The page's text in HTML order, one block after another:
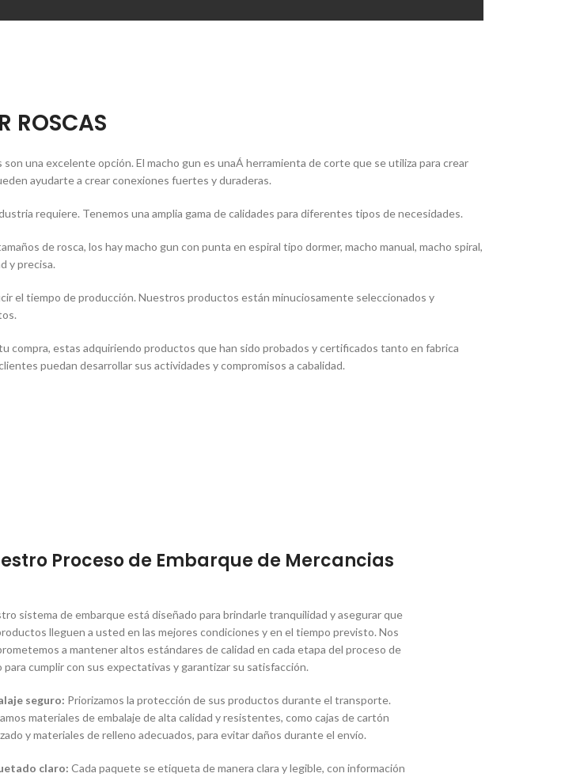
ROSCAS
una excelente opción. El macho gun es unaÁ herramienta de corte que se utiliza para crear
ayudarte a crear conexiones fuertes y duraderas.
requiere. Tenemos una amplia gama de calidades para diferentes tipos de necesidades.
de rosca, los hay macho gun con punta en espiral tipo dormer, macho manual, macho spiral,
y precisa.
el tiempo de producción. Nuestros productos están minuciosamente seleccionados y
estas adquiriendo productos que han sido probados y certificados tanto en fabrica
puedan desarrollar sus actividades y compromisos a cabalidad.
Proceso de Embarque de Mercancias
sistema de embarque está diseñado para brindarle tranquilidad y asegurar que
lleguen a usted en las mejores condiciones y en el tiempo previsto. Nos
a mantener altos estándares de calidad en cada etapa del proceso de
para cumplir con sus expectativas y garantizar su satisfacción.
seguro: Priorizamos la protección de sus productos durante el transporte.
materiales de embalaje de alta calidad y resistentes, como cajas de cartón
y materiales de relleno adecuados, para evitar daños durante el envío.
claro: Cada paquete se etiqueta de manera clara y legible, con información